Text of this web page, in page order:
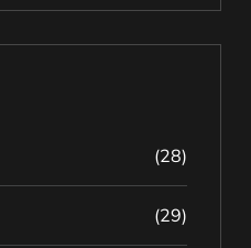
(28)
(29)